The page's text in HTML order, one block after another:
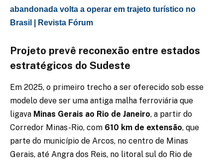
abandonada volta a operar em trajeto turístico no
Brasil | Revista Fórum
Projeto prevê reconexão entre estados
estratégicos do Sudeste
Em 2025, o primeiro trecho a ser oferecido sob esse
modelo deve ser uma antiga malha ferroviária que
ligava Minas Gerais ao Rio de Janeiro, a partir do
Corredor Minas-Rio, com 610 km de extensão, que
parte do município de Arcos, no centro de Minas
Gerais, até Angra dos Reis, no litoral sul do Rio de